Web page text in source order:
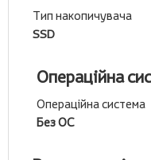
Тип накопичувача
SSD
Операційна
Операційна система
Без ОС